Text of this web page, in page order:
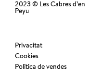
2023 © Les Cabres d’en
Peyu
Privacitat
Cookies
Política de vendes